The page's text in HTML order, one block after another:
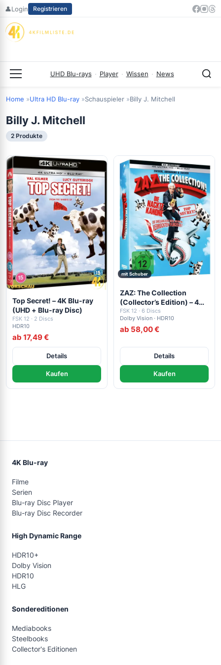
Zum
springen
👤Login Registrieren
UHD Blu-rays · Player · Wissen · News
Home Ultra HD Blu-ray Schauspieler Billy J. Mitchell
Billy J. Mitchell
2 Produkte
Top Secret! – 4K Blu-ray
(UHD + Blu-ray Disc)
FSK 12 · 2 Discs
HDR10
ab 17,49 €
Details
Kaufen
mit Schuber
ZAZ: The Collection
(Collector’s Edition) – 4K
Blu-ray (UHD + Blu-ray
Disc)
FSK 12 · 6 Discs
Dolby Vision · HDR10
ab 58,00 €
Details
Kaufen
4K Blu-ray
Filme
Serien
Blu-ray Disc Player
Blu-ray Disc Recorder
High Dynamic Range
HDR10+
Dolby Vision
HDR10
HLG
Sondereditionen
Mediabooks
Steelbooks
Collector's Editionen